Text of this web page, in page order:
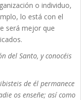
o individuo,
lo está con el
será mejor que
del Santo, y conocéis
de él permanece
os enseñe; así como